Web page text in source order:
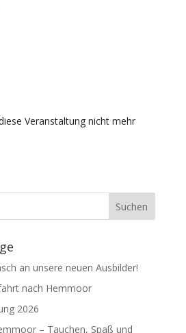
Ver­anstal­tung nicht mehr
an unsere neuen Ausbilder!
nach Hemmoor
2026
– Tauchen, Spaß und